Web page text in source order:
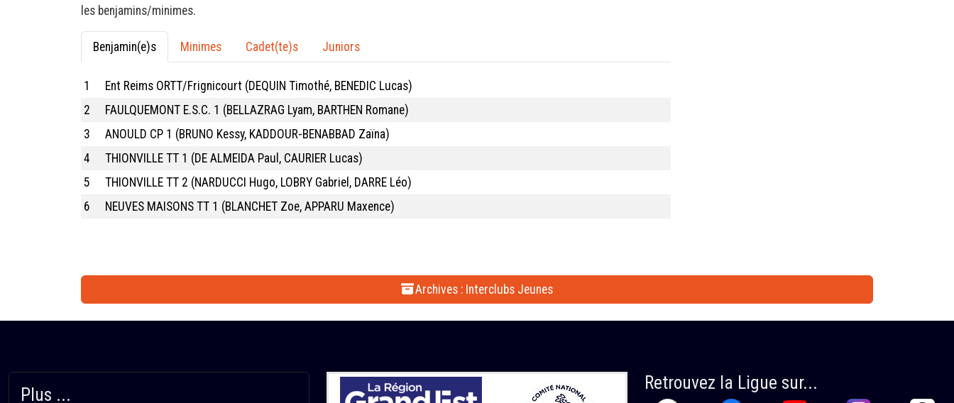
les benjamins/minimes.
Benjamin(e)s Minimes Cadet(te)s Juniors
1
Ent Reims ORTT/Frignicourt (DEQUIN Timothé, BENEDIC Lucas)
2
FAULQUEMONT E.S.C. 1 (BELLAZRAG Lyam, BARTHEN Romane)
3
ANOULD CP 1 (BRUNO Kessy, KADDOUR-BENABBAD Zaïna)
4
THIONVILLE TT 1 (DE ALMEIDA Paul, CAURIER Lucas)
5
THIONVILLE TT 2 (NARDUCCI Hugo, LOBRY Gabriel, DARRE Léo)
6
NEUVES MAISONS TT 1 (BLANCHET Zoe, APPARU Maxence)
Archives : Interclubs Jeunes
Plus ...
Retrouvez la Ligue sur...